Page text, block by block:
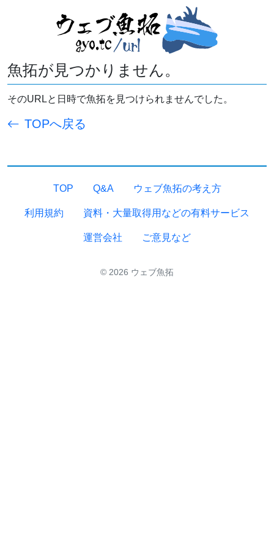
魚拓が見つかりません。
そのURLと日時で魚拓を見つけられませんでした。
TOPへ戻る
TOP Q&A ウェブ魚拓の考え方
利用規約 資料・大量取得用などの有料サービス
運営会社 ご意見など
© 2026 ウェブ魚拓